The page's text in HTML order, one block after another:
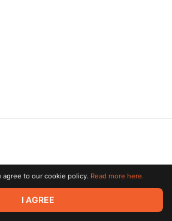
All rights reserved. All trademarks
respective owners.
agree to our cookie policy. Read more here.
I AGREE